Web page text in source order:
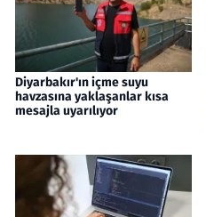
Diyarbakır'ın içme suyu
havzasına yaklaşanlar kısa
mesajla uyarılıyor